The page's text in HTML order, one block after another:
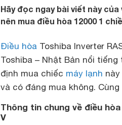
Hãy đọc ngay bài viết này
nên mua điều hòa 12000 1
Điều hòa Toshiba Inverter
Toshiba – Nhật Bản nổi
định mua chiếc máy lạnh
và có đáng mua không.
Thông tin chung về điều hòa
V